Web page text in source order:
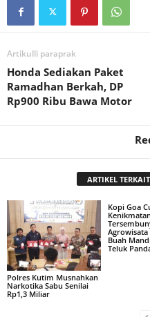
Artikulli paraprak
Honda Sediakan Paket
Ramadhan Berkah, DP
Rp900 Ribu Bawa Motor
ARTIKEL TERKAIT
Polres Kutim Musnahkan
Narkotika Sabu Senilai
Rp1,3 Miliar
Kopi Goa
Agrowisata
Buah
Teluk